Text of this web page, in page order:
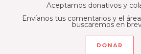
Aceptamos donativos y
Envíanos tus comentarios y el
buscaremos en
DONAR